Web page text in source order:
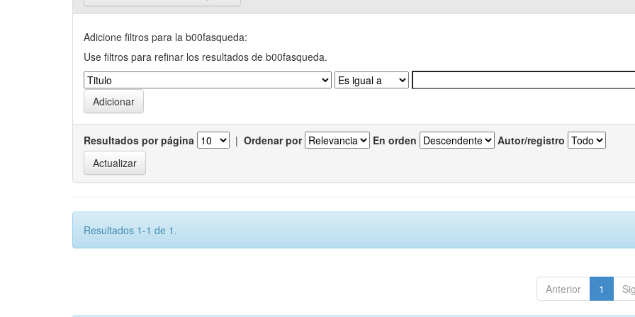
Adicione filtros para la b00fasqueda:
Use filtros para refinar los resultados de b00fasqueda.
Resultados por página | Ordenar por En orden Autor/registro
Resultados 1-1 de 1.
Anterior 1